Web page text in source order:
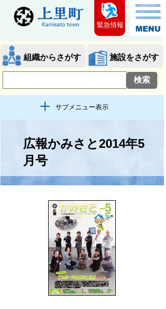
組織からさがす 施設をさがす
サブメニュー表示
緊急情報
広報かみさと2014年5
月号